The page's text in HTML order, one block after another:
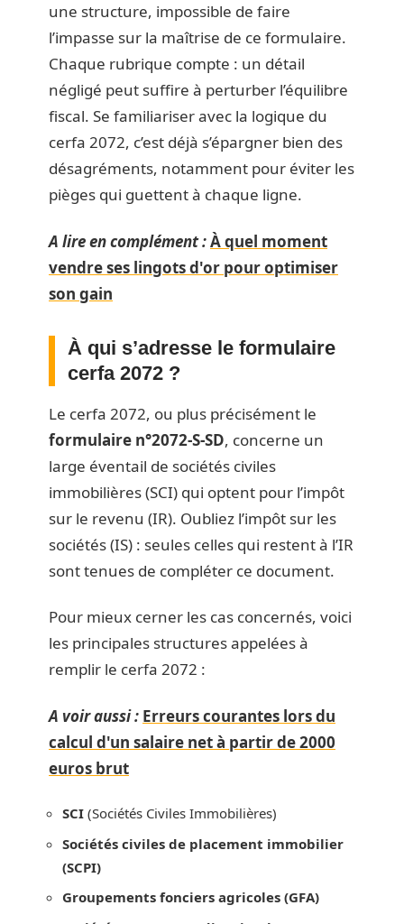
une structure, impossible de faire
l’impasse sur la maîtrise de ce formulaire.
Chaque rubrique compte : un détail
négligé peut suffire à perturber l’équilibre
fiscal. Se familiariser avec la logique du
cerfa 2072, c’est déjà s’épargner bien des
désagréments, notamment pour éviter les
pièges qui guettent à chaque ligne.
A lire en complément :À quel moment
vendre ses lingots d'or pour optimiser
son gain
À qui s’adresse le formulaire
cerfa 2072 ?
Le cerfa 2072, ou plus précisément le
formulaire n°2072-S-SD, concerne un
large éventail de sociétés civiles
immobilières (SCI) qui optent pour l’impôt
sur le revenu (IR). Oubliez l’impôt sur les
sociétés (IS) : seules celles qui restent à l’IR
sont tenues de compléter ce document.
Pour mieux cerner les cas concernés, voici
les principales structures appelées à
remplir le cerfa 2072 :
A voir aussi : Erreurs courantes lors du
calcul d'un salaire net à partir de 2000
euros brut
SCI (Sociétés Civiles Immobilières)
Sociétés civiles de placement immobilier
(SCPI)
Groupements fonciers agricoles (GFA)